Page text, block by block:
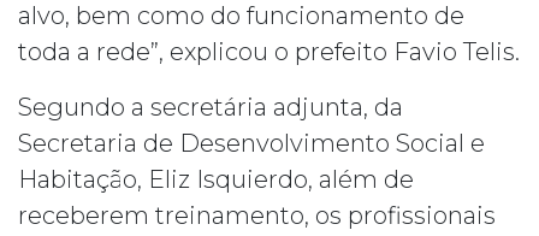
alvo, bem como do funcionamento de
toda a rede”, explicou o prefeito Favio Telis.
Segundo a secretária adjunta, da
Secretaria de Desenvolvimento Social e
Habitação, Eliz Isquierdo, além de
receberem treinamento, os profissionais